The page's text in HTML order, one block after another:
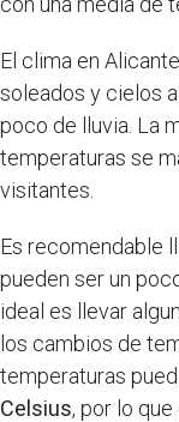
El clima en
soleados y cielos
poco de lluvia. La
temperaturas se
visitantes.
Es recomendable
pueden ser un
ideal es llevar
los cambios de
temperaturas
Celsius, por lo